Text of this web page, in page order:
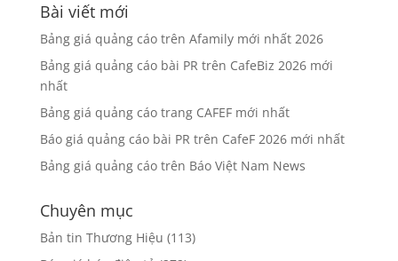
Bài viết mới
Bảng giá quảng cáo trên Afamily mới nhất 2026
Bảng giá quảng cáo bài PR trên CafeBiz 2026 mới
nhất
Bảng giá quảng cáo trang CAFEF mới nhất
Báo giá quảng cáo bài PR trên CafeF 2026 mới nhất
Bảng giá quảng cáo trên Báo Việt Nam News
Chuyên mục
Bản tin Thương Hiệu (113)